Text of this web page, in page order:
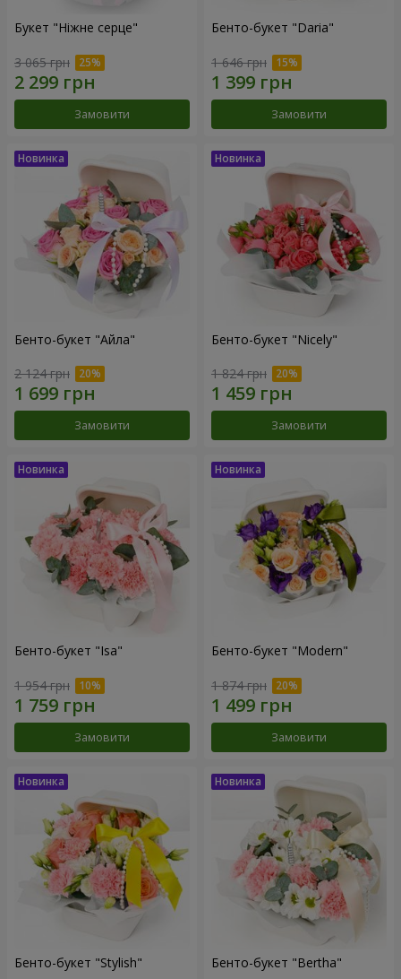
Букет "Ніжне серце"
3 065 грн
Замовити
Бенто-букет "Daria"
1 646 грн
Замовити
Бенто-букет "Айла"
2 124 грн
Замовити
Бенто-букет "Nicely"
1 824 грн
Замовити
Бенто-букет "Isa"
1 954 грн
Замовити
Бенто-букет "Modern"
1 874 грн
Замовити
Бенто-букет "Stylish" Бенто-букет "Bertha"